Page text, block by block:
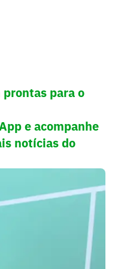
para o
e acompanhe
notícias do